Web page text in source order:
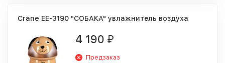
Crane EE-3190 "СОБАКА" увлажнитель воздуха
4 190 ₽
Предзаказ